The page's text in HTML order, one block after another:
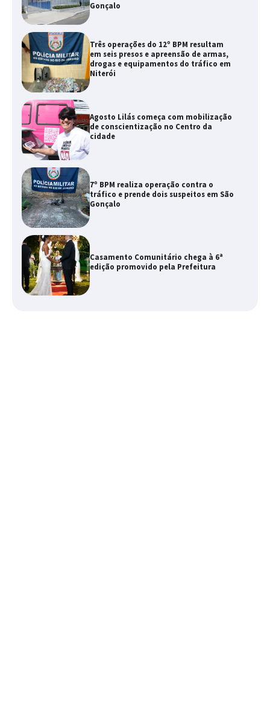
Gonçalo
Três operações do 12º BPM resultam
em seis presos e apreensão de armas,
drogas e equipamentos do tráfico em
Niterói
Agosto Lilás começa com mobilização
de conscientização no Centro da
cidade
7º BPM realiza operação contra o
tráfico e prende dois suspeitos em São
Gonçalo
Casamento Comunitário chega à 6ª
edição promovido pela Prefeitura